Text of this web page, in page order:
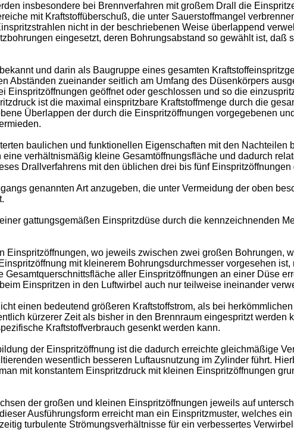
insbesondere bei Brennverfahren mit großem Drall die
mit Kraftstoffüberschuß, die unter Sauerstoffmangel
nicht in der beschriebenen Weise überlappend
eingesetzt, deren Bohrungsabstand so gewählt ist, daß
und darin als Baugruppe eines gesamten
Abständen zueinander seitlich am Umfang des Düsenkörpers
geöffnet oder geschlossen und so die
ist die maximal einspritzbare Kraftstoffmenge durch die
Überlappen der durch die Einspritzöffnungen vorgegebenen
baulichen und funktionellen Eigenschaften mit den Nachteilen
verhältnismäßig kleine Gesamtöffnungsfläche und dadurch
Drallverfahrens mit den üblichen drei bis fünf Einspritzöffnungen
genannten Art anzugeben, die unter Vermeidung der oben
gattungsgemäßen Einspritzdüse durch die kennzeichnenden
wo jeweils zwischen zwei großen Bohrungen,
mit kleinerem Bohrungsdurchmesser vorgesehen
aller Einspritzöffnungen an einer Düse
Einspritzen in den Luftwirbel auch nur teilweise ineinander
einen bedeutend größeren Kraftstoffstrom, als bei
kürzerer Zeit als bisher in den Brennraum eingespritzt werden
Kraftstoffverbrauch gesenkt werden kann.
der Einspritzöffnung ist die dadurch erreichte gleichmäßige
wesentlich besseren Luftausnutzung im Zylinder führt.
mit konstantem Einspritzdruck mit kleinen Einspritzöffnungen
der großen und kleinen Einspritzöffnungen jeweils auf
Ausführungsform erreicht man ein Einspritzmuster, welches
turbulente Strömungsverhältnisse für ein verbessertes